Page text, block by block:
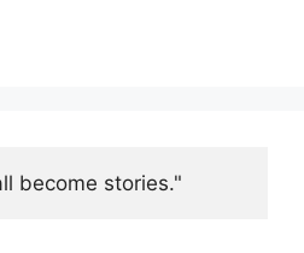
become stories."